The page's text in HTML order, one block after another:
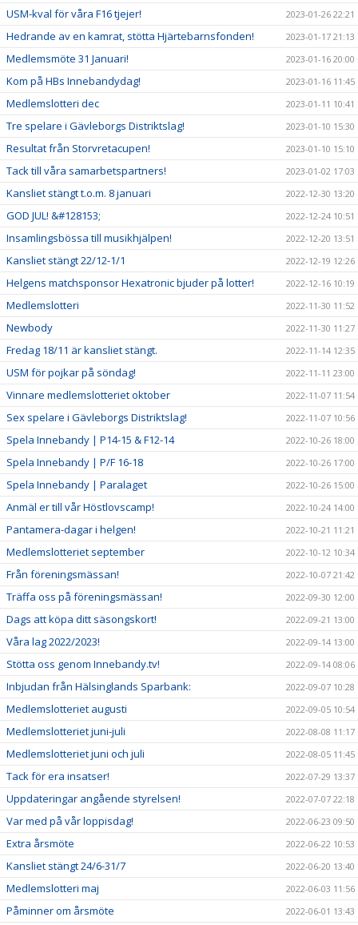
USM-kval för våra F16 tjejer! 2023-01-26 22:21
Hedrande av en kamrat, stötta Hjärtebarnsfonden! 2023-01-17 21:13
Medlemsmöte 31 Januari! 2023-01-16 20:00
Kom på HBs Innebandydag! 2023-01-16 11:45
Medlemslotteri dec 2023-01-11 10:41
Tre spelare i Gävleborgs Distriktslag! 2023-01-10 15:30
Resultat från Storvretacupen! 2023-01-10 15:10
Tack till våra samarbetspartners! 2023-01-02 17:03
Kansliet stängt t.o.m. 8 januari 2022-12-30 13:20
GOD JUL! &#128153; 2022-12-24 10:51
Insamlingsbössa till musikhjälpen! 2022-12-20 13:51
Kansliet stängt 22/12-1/1 2022-12-19 12:26
Helgens matchsponsor Hexatronic bjuder på lotter! 2022-12-16 10:19
Medlemslotteri 2022-11-30 11:52
Newbody 2022-11-30 11:27
Fredag 18/11 är kansliet stängt. 2022-11-14 12:35
USM för pojkar på söndag! 2022-11-11 23:00
Vinnare medlemslotteriet oktober 2022-11-07 11:54
Sex spelare i Gävleborgs Distriktslag! 2022-11-07 10:56
Spela Innebandy | P14-15 & F12-14 2022-10-26 18:00
Spela Innebandy | P/F 16-18 2022-10-26 17:00
Spela Innebandy | Paralaget 2022-10-26 15:00
Anmäl er till vår Höstlovscamp! 2022-10-24 14:00
Pantamera-dagar i helgen! 2022-10-21 11:21
Medlemslotteriet september 2022-10-12 10:34
Från föreningsmässan! 2022-10-07 21:42
Träffa oss på föreningsmässan! 2022-09-30 12:00
Dags att köpa ditt säsongskort! 2022-09-21 13:00
Våra lag 2022/2023! 2022-09-14 13:00
Stötta oss genom Innebandy.tv! 2022-09-14 08:06
Inbjudan från Hälsinglands Sparbank: 2022-09-07 10:28
Medlemslotteriet augusti 2022-09-05 10:54
Medlemslotteriet juni-juli 2022-08-08 11:17
Medlemslotteriet juni och juli 2022-08-05 11:45
Tack för era insatser! 2022-07-29 13:37
Uppdateringar angående styrelsen! 2022-07-07 22:18
Var med på vår loppisdag! 2022-06-23 09:50
Extra årsmöte 2022-06-22 10:53
Kansliet stängt 24/6-31/7 2022-06-20 13:40
Medlemslotteri maj 2022-06-03 11:56
Påminner om årsmöte 2022-06-01 13:43